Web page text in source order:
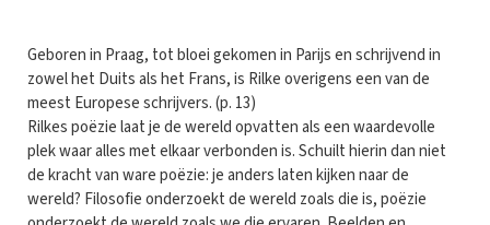
Geboren in Praag, tot bloei gekomen in Parijs en schrijvend in
zowel het Duits als het Frans, is Rilke overigens een van de
meest Europese schrijvers. (p. 13)
Rilkes poëzie laat je de wereld opvatten als een waardevolle
plek waar alles met elkaar verbonden is. Schuilt hierin dan niet
de kracht van ware poëzie: je anders laten kijken naar de
wereld? Filosofie onderzoekt de wereld zoals die is, poëzie